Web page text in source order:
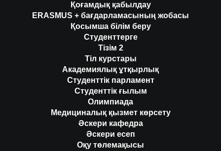
Қоғамдық қабылдау
ERASMUS + бағдарламасының жобасы
Қосымша білім беру
Студенттерге
Тізім 2
Тіл курстары
Академиялық ұтқырлық
Студенттік парламент
Студенттік ғылым
Олимпиада
Медициналық қызмет көрсету
Әскери кафедра
Әскери есеп
Оқу төлемақысы